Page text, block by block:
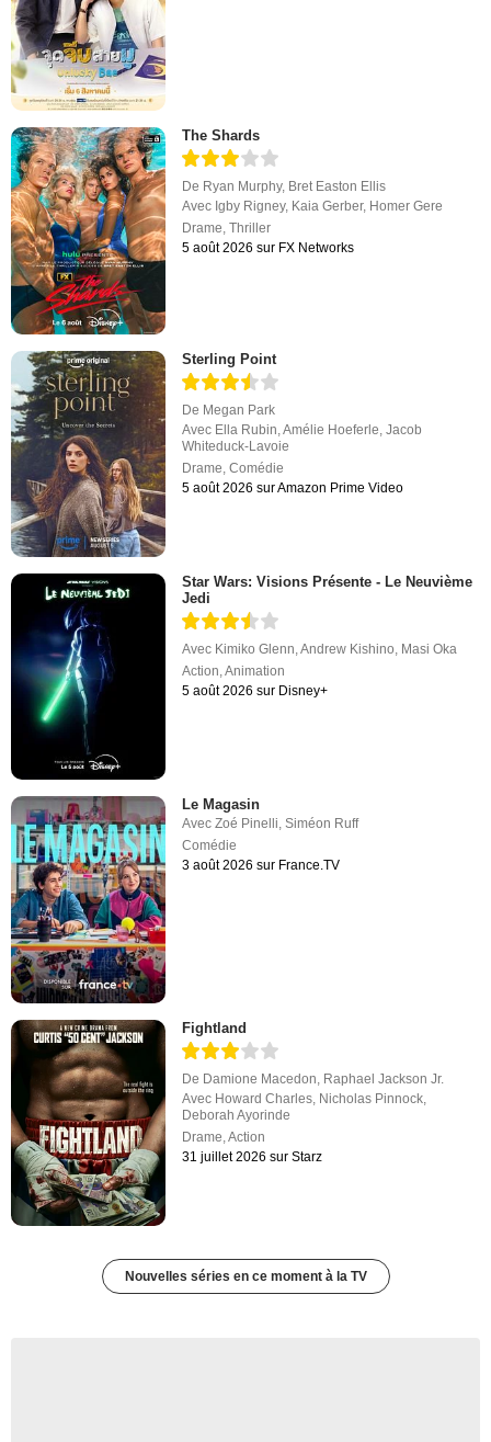
The Shards
De Ryan Murphy, Bret Easton Ellis
Avec Igby Rigney, Kaia Gerber, Homer Gere
Drame,Thriller
5 août 2026 sur FX Networks
Sterling Point
De Megan Park
Avec Ella Rubin ,Amélie Hoeferle ,Jacob
Whiteduck-Lavoie
Drame ,Comédie
5 août 2026 sur Amazon Prime Video
Star Wars: Visions Présente - Le Neuvième
Jedi
Avec Kimiko Glenn,Andrew Kishino, Masi Oka
Action,Animation
5 août 2026 sur Disney+
Le Magasin
AvecZoé Pinelli,Siméon Ruff
Comédie
3 août 2026 sur France.TV
Fightland
De Damione Macedon Raphael Jackson Jr.
Avec Howard Charles Nicholas Pinnock
Deborah Ayorinde
Drame ,Action
31 juillet 2026 sur Starz
Nouvelles séries en ce moment à la TV